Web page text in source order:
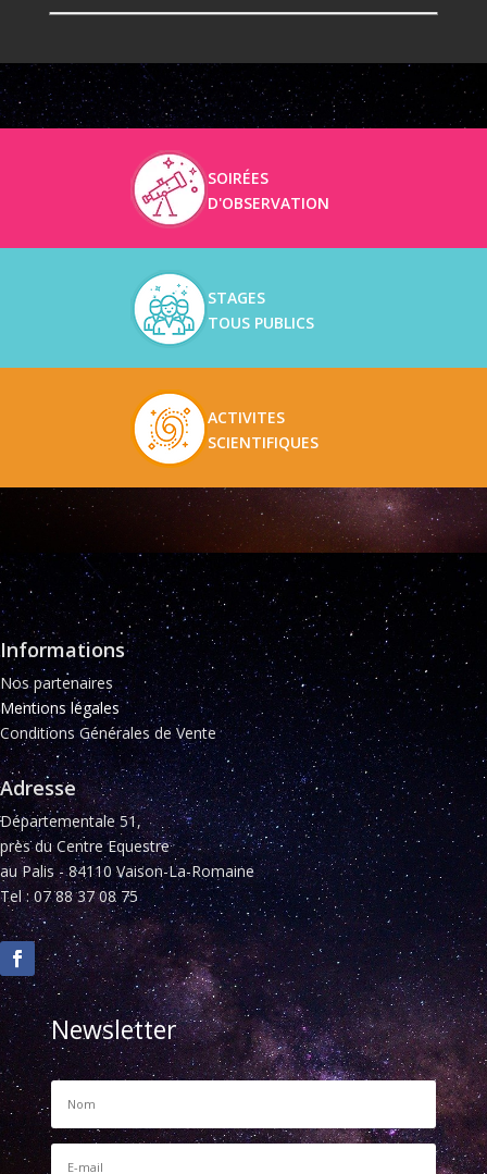
SOIRÉES
D'OBSERVATION
STAGES
TOUS PUBLICS
ACTIVITES
SCIENTIFIQUES
Informations
Nos partenaires
Mentions légales
Conditions Générales de Vente
Adresse
Départementale 51,
près du Centre Equestre
au Palis - 84110 Vaison-La-Romaine
Tel : 07 88 37 08 75
Newsletter